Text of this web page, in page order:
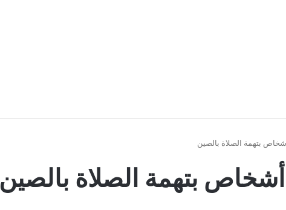
بتهمة الصلاة بالصين
بتهمة الصلاة بالصين